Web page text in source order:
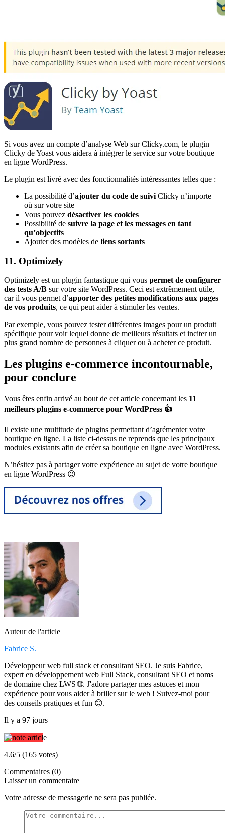
Si vous avez un compte d’analyse Web sur Clicky.com, le plugin
Clicky de Yoast vous aidera à intégrer le service sur votre boutique
en ligne WordPress.
Le plugin est livré avec des fonctionnalités intéressantes telles que :
La possibilité d’ajouter du code de suivi Clicky n’importe
où sur votre site
Vous pouvez désactiver les cookies
Possibilité de suivre la page et les messages en tant
qu’objectifs
Ajouter des modèles de liens sortants
11. Optimizely
Optimizely est un plugin fantastique qui vous permet de configurer
des tests A/B sur votre site WordPress. Ceci est extrêmement utile,
car il vous permet d’apporter des petites modifications aux pages
de vos produits, ce qui peut aider à stimuler les ventes.
Par exemple, vous pouvez tester différentes images pour un produit
spécifique pour voir lequel donne de meilleurs résultats et inciter un
plus grand nombre de personnes à cliquer ou à acheter ce produit.
Les plugins e-commerce incontournable,
pour conclure
Vous êtes enfin arrivé au bout de cet article concernant les 11
meilleurs plugins e-commerce pour WordPress 👍
Il existe une multitude de plugins permettant d’agrémenter votre
boutique en ligne. La liste ci-dessus ne reprends que les principaux
modules existants afin de créer sa boutique en ligne avec WordPress.
N’hésitez pas à partager votre expérience au sujet de votre boutique
en ligne WordPress 😉
Auteur de l'article
Fabrice S.
Développeur web full stack et consultant SEO. Je suis Fabrice,
expert en développement web Full Stack, consultant SEO et noms
de domaine chez LWS 🌐. J'adore partager mes astuces et mon
expérience pour vous aider à briller sur le web ! Suivez-moi pour
des conseils pratiques et fun 😊.
Il y a 97 jours
4.6/5 (165 votes)
Commentaires (0)
Laisser un commentaire
Votre adresse de messagerie ne sera pas publiée.